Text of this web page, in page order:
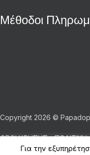
Μέθοδοι
Copyright 2026 ©
ΟΡΟΙ ΧΡΗΣΗΣ -
Για την